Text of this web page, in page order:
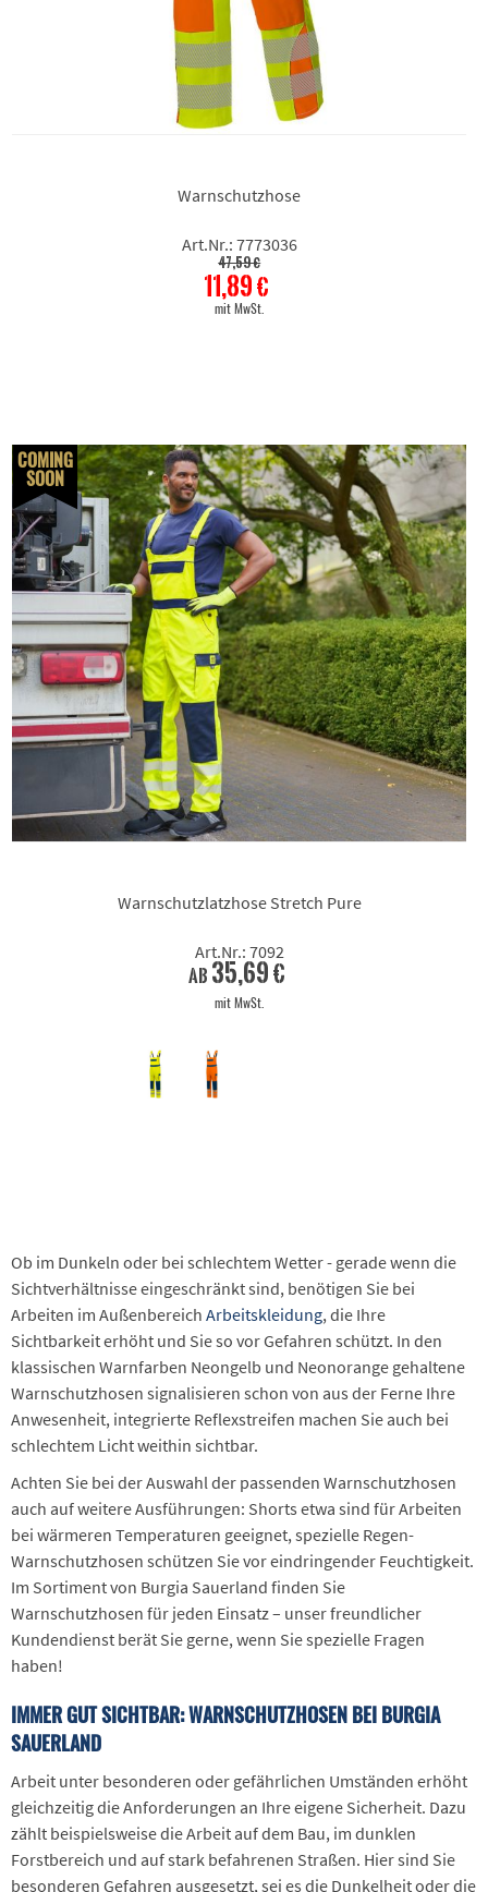
Warnschutzhose
Art.Nr.: 7773036
47,59 €
11,89 €
mit MwSt.
COMING
SOON
Warnschutzlatzhose Stretch Pure
Art.Nr.: 7092
ab 35,69 €
mit MwSt.
Ob im Dunkeln oder bei schlechtem Wetter - gerade wenn die
Sichtverhältnisse eingeschränkt sind, benötigen Sie bei
Arbeiten im Außenbereich Arbeitskleidung, die Ihre
Sichtbarkeit erhöht und Sie so vor Gefahren schützt. In den
klassischen Warnfarben Neongelb und Neonorange gehaltene
Warnschutzhosen signalisieren schon von aus der Ferne Ihre
Anwesenheit, integrierte Reflexstreifen machen Sie auch bei
schlechtem Licht weithin sichtbar.
Achten Sie bei der Auswahl der passenden Warnschutzhosen
auch auf weitere Ausführungen: Shorts etwa sind für Arbeiten
bei wärmeren Temperaturen geeignet, spezielle Regen-
Warnschutzhosen schützen Sie vor eindringender Feuchtigkeit.
Im Sortiment von Burgia Sauerland finden Sie
Warnschutzhosen für jeden Einsatz – unser freundlicher
Kundendienst berät Sie gerne, wenn Sie spezielle Fragen
haben!
IMMER GUT SICHTBAR: WARNSCHUTZHOSEN BEI BURGIA
SAUERLAND
Arbeit unter besonderen oder gefährlichen Umständen erhöht
gleichzeitig die Anforderungen an Ihre eigene Sicherheit. Dazu
zählt beispielsweise die Arbeit auf dem Bau, im dunklen
Forstbereich und auf stark befahrenen Straßen. Hier sind Sie
besonderen Gefahren ausgesetzt, sei es die Dunkelheit oder die